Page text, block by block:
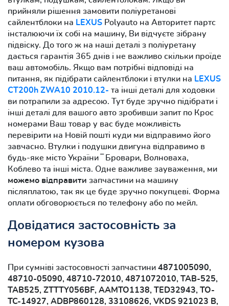
прийняли рішення замовити поліуретанові
сайлентблоки на LEXUS Polyauto на Авторитет партс
інсталюючи їх собі на машину, Ви відчуєте зібрану
підвіску. До того ж на наші деталі з поліуретану
дається гарантія 365 днів і не важливо скільки проїде
ваш автомобіль. Якщо вам потрібні відповіді на
питання, як підібрати сайлентблоки і втулки на LEXUS
CT200h ZWA10 2010.12- та інші деталі для ходовки
ви потрапили за адресою. Тут буде зручно підібрати і
інші деталі для вашого авто зробивши запит по Крос
номерами Ваш товар у вас буде можливість
перевірити на Новій пошті куди ми відправимо його
завчасно. Втулки і подушки двигуна відправимо в
будь-яке місто України ‾ Бровари, Волноваха,
Коблево та інші міста. Одне важливе зауваження, ми
можемо відправити запчастини на машину
післяплатою, так як це буде зручно покупцеві. Форма
оплати обговорюється по телефону або по мейл.
Довідатися застосовність за
номером кузова
При сумніві застосовності запчастини 4871005090,
48710-05090, 48710-72010, 4871072010, TAB-525,
TAB525, ZTTTY056BF, AAMTO1138, TED32943, TO-
TC-14927, ADBP860128, 33108626, VKDS 921023 B,